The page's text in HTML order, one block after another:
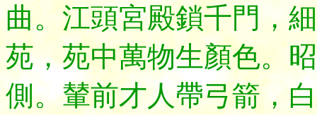
曲。江頭宮殿鎖千門，
苑，苑中萬物生顏色。
側。輦前才人帶弓箭，